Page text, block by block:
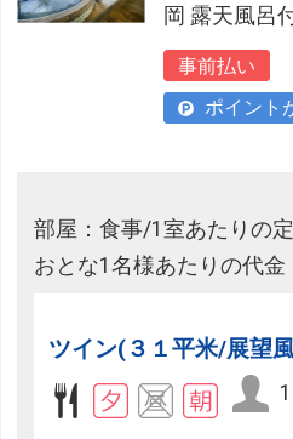
岡 露天風呂
事前払い
ポイント
部屋：食事/1室あたりの
おとな1名様あたりの代金
ツイン(３１平米/展望